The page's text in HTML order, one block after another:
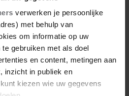
verwerken je persoonlijke
met behulp van
om informatie op uw
gebruiken met als doel
en content, metingen aan
inzicht in publiek en
kiezen wie uw gegevens
NAAST
EN SHAWN
de smaak te pakken in
hij op het strand tijdens een
hij strak in pak op de
Prize, samen met